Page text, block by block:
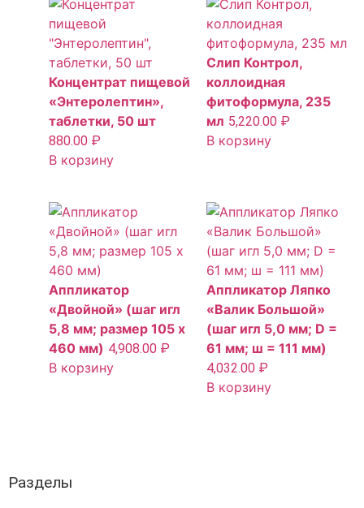
Концентрат пищевой
«Энтеролептин»,
таблетки, 50 шт
880.00 ₽
В корзину
Слип Контрол,
коллоидная
фитоформула, 235
мл 5,220.00 ₽
В корзину
Аппликатор
«Двойной» (шаг игл
5,8 мм; размер 105 х
460 мм) 4,908.00 ₽
В корзину
Аппликатор Ляпко
«Валик Большой»
(шаг игл 5,0 мм; D =
61 мм; ш = 111 мм)
4,032.00 ₽
В корзину
Разделы